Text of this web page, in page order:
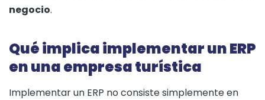
negocio.
Qué implica implementar un ERP
en una empresa turística
Implementar un ERP no consiste simplemente en